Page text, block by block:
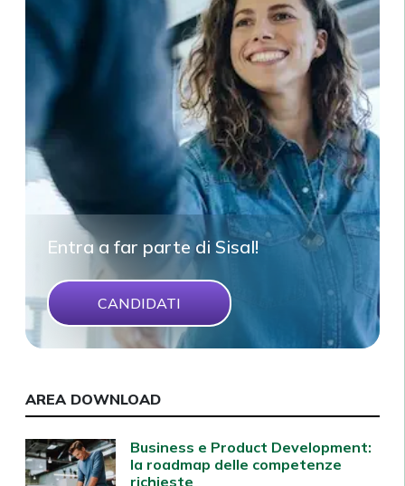
Entra a far parte di Sisal!
CANDIDATI
AREA DOWNLOAD
Business e Product Development:
la roadmap delle competenze
richieste